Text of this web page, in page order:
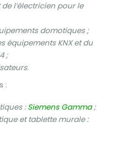
l’électricien pour le
domotiques ;
équipements KNX et du
;
.
:
:Siemens Gamma;
et tablette murale :